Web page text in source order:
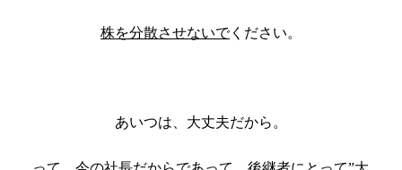
株を分散させないでください。
あいつは、大丈夫だから。